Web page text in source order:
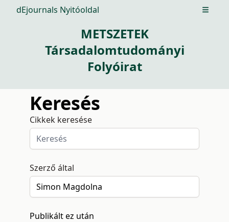
dEjournals Nyitóoldal Open
METSZETEK
Társadalomtudományi
Folyóirat
Keresés
Cikkek keresése
Szerző által
Publikált ez után